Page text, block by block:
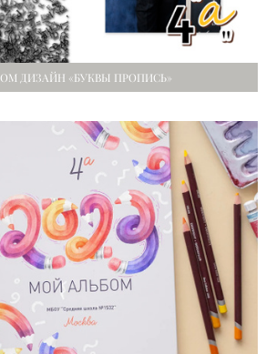
ДИЗАЙН «БУКВЫ ПРОПИСЬ»